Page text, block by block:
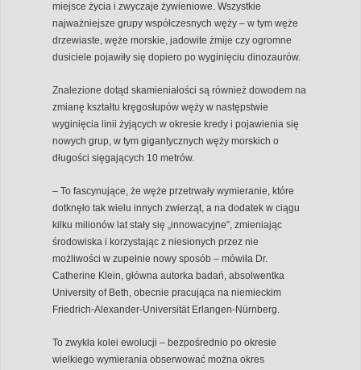
miejsce życia i zwyczaje żywieniowe. Wszystkie
najważniejsze grupy współczesnych węży – w tym węże
drzewiaste, węże morskie, jadowite żmije czy ogromne
dusiciele pojawiły się dopiero po wyginięciu dinozaurów.
Znalezione dotąd skamieniałości są również dowodem na
zmianę kształtu kręgosłupów węży w następstwie
wyginięcia linii żyjących w okresie kredy i pojawienia się
nowych grup, w tym gigantycznych węży morskich o
długości sięgających 10 metrów.
– To fascynujące, że węże przetrwały wymieranie, które
dotknęło tak wielu innych zwierząt, a na dodatek w ciągu
kilku milionów lat stały się „innowacyjne”, zmieniając
środowiska i korzystając z niesionych przez nie
możliwości w zupełnie nowy sposób – mówiła Dr.
Catherine Klein, główna autorka badań, absolwentka
University of Beth, obecnie pracująca na niemieckim
Friedrich-Alexander-Universität Erlangen-Nürnberg.
To zwykła kolei ewolucji – bezpośrednio po okresie
wielkiego wymierania obserwować można okres